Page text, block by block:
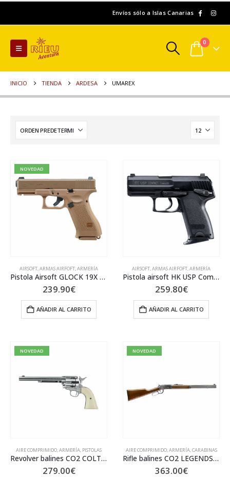
Envíos sólo a Islas Canarias
0
INICIO TIENDA ARDESA UMAREX
NOVEDAD
AIRSOFT,ARMAS AIRFOFT,ARMERÍA
Pistola Airsoft GLOCK 19X 6MM BB 1JL M6 TAN 109-26459
239.90€
AÑADIR AL CARRITO
AIRSOFT,ARMAS AIRFOFT,ARMERÍA
Pistola airsoft HK USP Compact Blow Back ASG 109-25682
259.80€
AÑADIR AL CARRITO
NOVEDAD
AIRE COMPRIMIDO,ARMERÍA, PISTOLAS
Revolver balines CO2 COLT SA A-45 NIQUEL Cal.4,5 103-58322
279.00€
NOVEDAD
AIRE COMPRIMIDO,ARMERÍA,CARABINAS
Rifle balines CO2 LEGENDS COWBOY CAL.4,5 BB M12 103-58394-1
363.00€